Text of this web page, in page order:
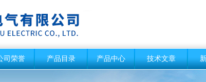
司荣誉 产品目录 产品中心 技术文章